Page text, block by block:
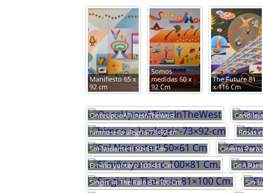
Manifiesto 65 x
92 cm
Somos
medidas 60 x
92 Cm
The Future 81
x 116 Cm
OnceUponATimeInTheWest
himno-a-la-alegria-73×92-cm
Rosas
Sol Naciente II 50×61 Cm
Cinema
El niño yuntero 100×81 Cm.
Don
Singin’ In The Rain 81×100 Cm.
Sin